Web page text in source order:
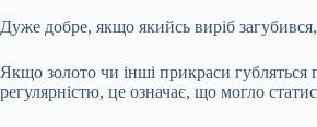
Дуже добре, якщо якийсь виріб
Якщо золото чи інші прикраси
регулярністю, це означає, що могло